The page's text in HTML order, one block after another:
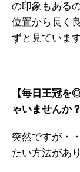
の印象もある
位置から長く
ずと見ています
【毎日王冠
ゃいませんか？
突然ですが・
たい方法があ